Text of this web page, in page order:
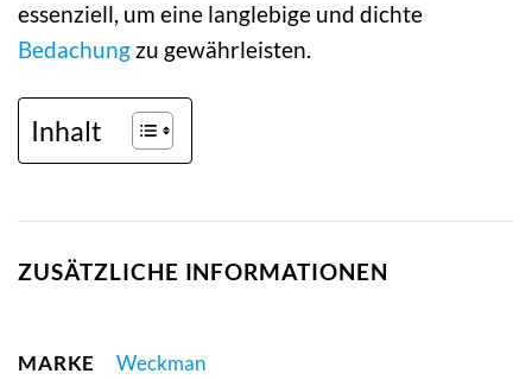
essenziell, um eine langlebige und dichte
Bedachung zu gewährleisten.
Inhalt
ZUSÄTZLICHE INFORMATIONEN
MARKE Weckman